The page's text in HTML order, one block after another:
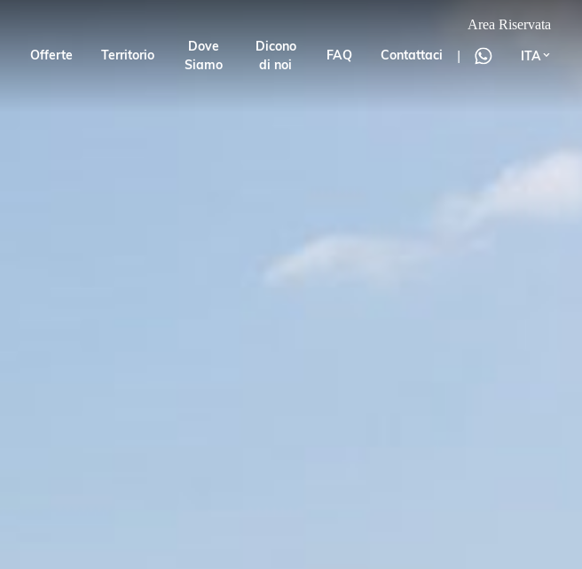
Offerte Territorio
Dove
Siamo
Dicono
di noi
FAQ Contattaci |
Area Riservata
ITA